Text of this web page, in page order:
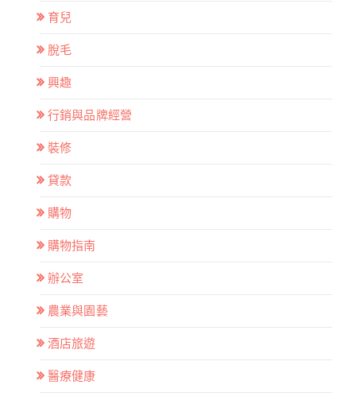
育兒
脫毛
興趣
行銷與品牌經營
裝修
貸款
購物
購物指南
辦公室
農業與園藝
酒店旅遊
醫療健康